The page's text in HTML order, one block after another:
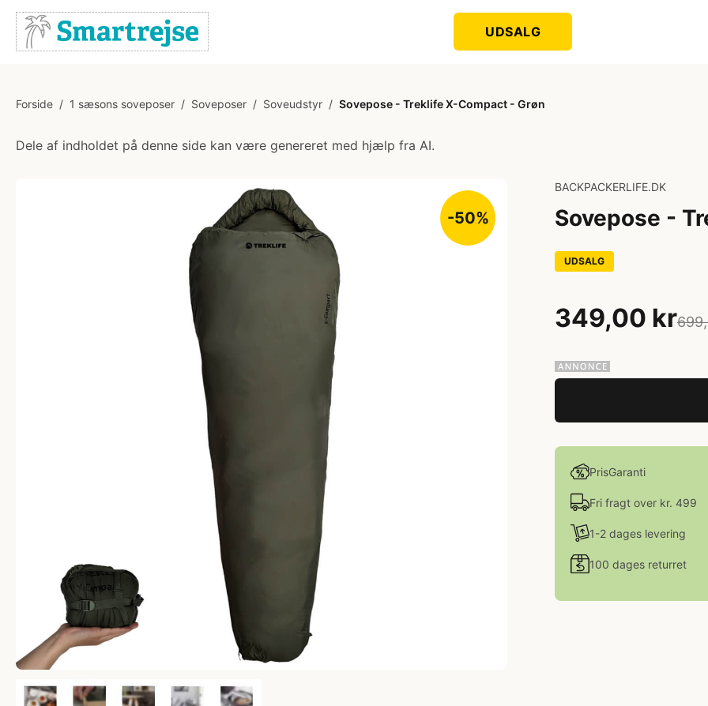
UDSALG
Forside / 1 sæsons soveposer / Soveposer / Soveudstyr / Sovepose - Treklife X-Compact - Grøn
Dele af indholdet på denne side kan være genereret med hjælp fra AI.
-50%
BACKPACKERLIFE.DK
Sovepose -
UDSALG
349,00 kr
PrisGaranti
Fri fragt over kr. 499
1-2 dages levering
100 dages returret